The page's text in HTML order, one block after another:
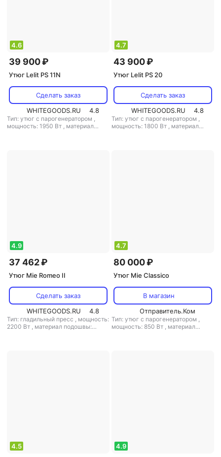
4.6
39 900 ₽
Утюг Lelit PS 11N
Сделать заказ
WHITEGOODS.RU
4.8
Тип: утюг с парогенератором ,
мощность: 1950 Вт , материал
4.7
43 900 ₽
Утюг Lelit PS 20
Сделать заказ
WHITEGOODS.RU
4.8
Тип: утюг с парогенератором ,
мощность: 1800 Вт , материал
4.9
37 462 ₽
Утюг Mie Romeo II
Сделать заказ
WHITEGOODS.RU
4.8
Тип: гладильный пресс , мощность:
2200 Вт , материал подошвы:
4.7
80 000 ₽
Утюг Mie Classico
В магазин
Отправитель.Ком
Тип: утюг с парогенератором ,
мощность: 850 Вт , материал
4.5 4.9